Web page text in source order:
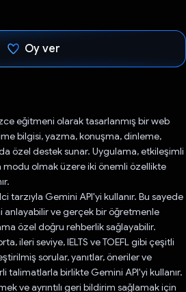
Oy ver
eğitmeni olarak tasarlanmış bir web
bilgisi, yazma, konuşma, dinleme,
özel destek sunar. Uygulama, etkileşimli
modu olmak üzere iki önemli özellikte
tarzıyla Gemini API'yi kullanır. Bu sayede
anlayabilir ve gerçek bir öğretmenle
özel doğru rehberlik sağlayabilir.
ileri seviye, IELTS ve TOEFL gibi çeşitli
sorular, yanıtlar, öneriler ve
talimatlarla birlikte Gemini API'yi kullanır.
ve ayrıntılı geri bildirim sağlamak için